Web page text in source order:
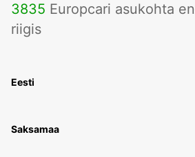
3835 Europcari asukohta
riigis
Eesti
Saksamaa